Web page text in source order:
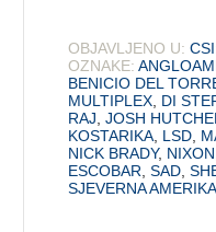
OBJAVLJENO U:
OZNAKE:
BENICIO DEL
MULTIPLEX DI
RAJ ,JOSH
KOSTARIKA LSD
NICK BRADY, NIXON
ESCOBAR ,SAD ,
SJEVERNA AMERIKA